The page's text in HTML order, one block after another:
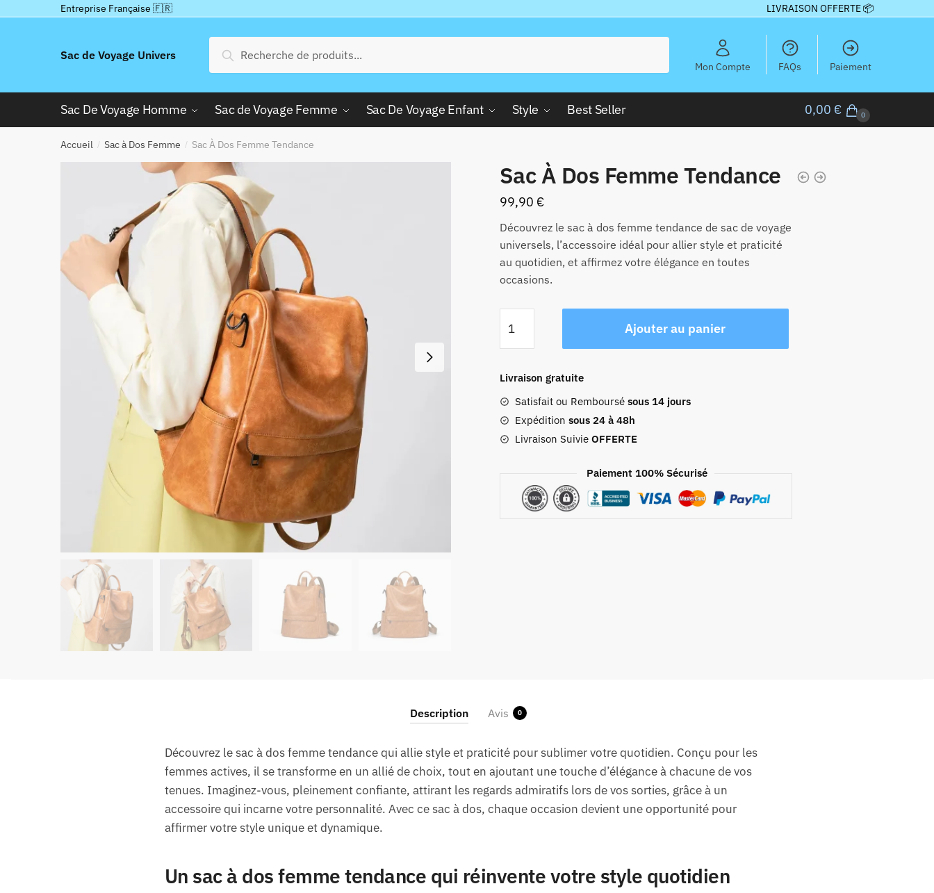
Entreprise Française 🇫🇷 LIVRAISON OFFERTE 📦
Sac de Voyage Univers
pour :
Recherche
Mon Compte FAQs Paiement
Sac De Voyage Homme Sac de Voyage Femme Sac De Voyage Enfant Style Best Seller 0,00 € 0
Accueil / Sac à Dos Femme / Sac À Dos Femme Tendance
Sac À Dos Femme Tendance
99,90 €
Découvrez le sac à dos femme tendance de sac de voyage
universels, l’accessoire idéal pour allier style et praticité
au quotidien, et affirmez votre élégance en toutes
occasions.
de
Sac
Dos
Femme
Tendance
Ajouter au panier
Livraison gratuite
Satisfait ou Remboursé sous 14 jours
Expédition sous 24 à 48h
Livraison Suivie OFFERTE
Paiement 100% Sécurisé
Description Avis 0
Découvrez le sac à dos femme tendance qui allie style et praticité pour sublimer votre quotidien. Conçu pour les
femmes actives, il se transforme en un allié de choix, tout en ajoutant une touche d’élégance à chacune de vos
tenues. Imaginez-vous, pleinement confiante, attirant les regards admiratifs lors de vos sorties, grâce à un
accessoire qui incarne votre personnalité. Avec ce sac à dos, chaque occasion devient une opportunité pour
affirmer votre style unique et dynamique.
Un sac à dos femme tendance qui réinvente votre style quotidien